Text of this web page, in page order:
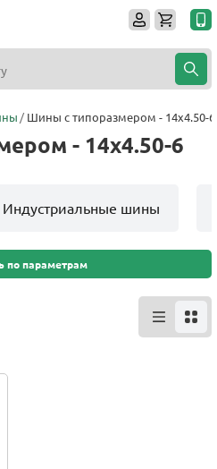
Шины с типоразмером - 14x4.50-6
- 14x4.50-6
Индустриальные шины
по параметрам